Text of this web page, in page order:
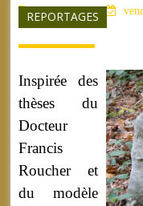
REPORTAGES
aucun mot clé
Inspirée des
thèses du
Docteur
Francis
Roucher et
du modèle